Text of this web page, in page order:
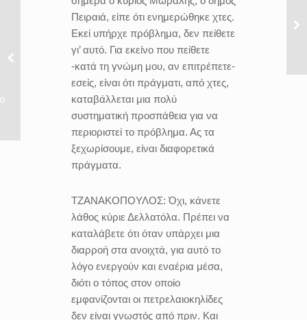
Πειραιά, είπε ότι ενημερώθηκε χτες.
Εκεί υπήρχε πρόβλημα, δεν πείθετε
γι’ αυτό. Για εκείνο που πείθετε
-κατά τη γνώμη μου, αν επιτρέπετε-
εσείς, είναι ότι πράγματι, από χτες,
καταβάλλεται μια πολύ
συστηματική προσπάθεια για να
περιοριστεί το πρόβλημα. Ας τα
ξεχωρίσουμε, είναι διαφορετικά
πράγματα.
ΤΖΑΝΑΚΟΠΟΥΛΟΣ:Όχι, κάνετε
λάθος κύριε Δελλατόλα. Πρέπει να
καταλάβετε ότι όταν υπάρχει μια
διαρροή στα ανοιχτά, για αυτό το
λόγο ενεργούν και εναέρια μέσα,
διότι ο τόπος στον οποίο
εμφανίζονται οι πετρελαιοκηλίδες
δεν είναι γνωστός από πριν. Και